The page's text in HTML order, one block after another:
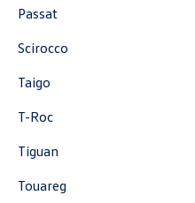
Auto Bączek
Passat
Scirocco
Taigo
T-Roc
Tiguan
Touareg